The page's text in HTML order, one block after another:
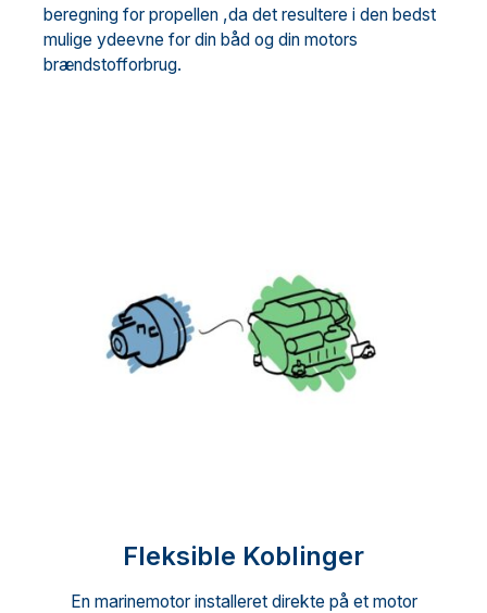
beregning for propellen ,da det resultere i den bedst
mulige ydeevne for din båd og din motors
brændstofforbrug.
Fleksible Koblinger
En marinemotor installeret direkte på et motor